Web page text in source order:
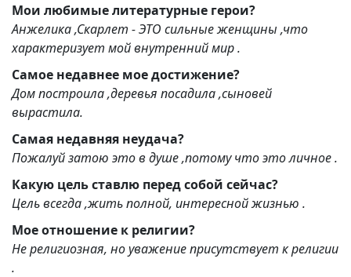
Мои любимые литературные герои?
Анжелика ,Скарлет - ЭТО сильные женщины ,что
характеризует мой внутренний мир .
Самое недавнее мое достижение?
Дом построила ,деревья посадила ,сыновей
вырастила.
Самая недавняя неудача?
Пожалуй затою это в душе ,потому что это личное .
Какую цель ставлю перед собой сейчас?
Цель всегда ,жить полной, интересной жизнью .
Мое отношение к религии?
Не религиозная, но уважение присутствует к религии
.